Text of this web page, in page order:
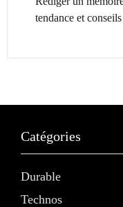
tendance et conseils
Catégories
Durable
Technos